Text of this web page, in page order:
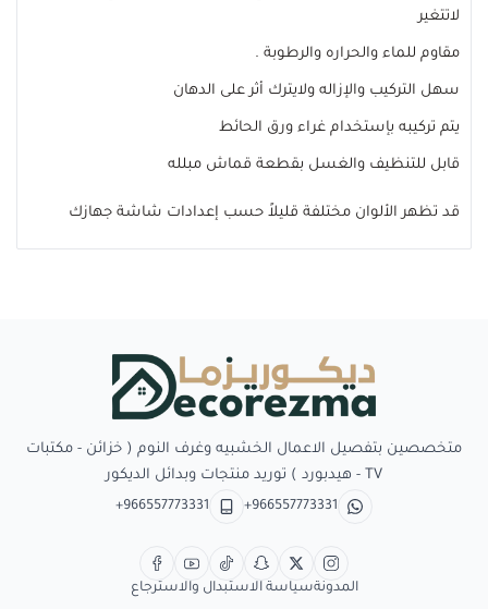
لاتتغير
مقاوم للماء والحراره والرطوبة .
سهل التركيب والإزاله ولايترك أثر على الدهان
يتم تركيبه بإستخدام غراء ورق الحائط
قابل للتنظيف والغسل بقطعة قماش مبلله
قد تظهر الألوان مختلفة قليلاً حسب إعدادات شاشة جهازك
متخصصين بتفصيل الاعمال الخشبيه وغرف النوم ( خزائن - مكتبات
TV - هيدبورد ) توريد منتجات وبدائل الديكور
+966557773331
+966557773331
المدونةسياسة الاستبدال والاسترجاع